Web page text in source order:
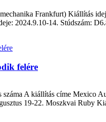
Frankfurt) Kiállítás
2024.9.10-14. Stúdszám:
felére
A kiállítás címe Mexico
19-22. Moszkvai Ruby